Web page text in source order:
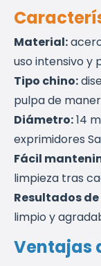
Material:
uso intensivo y
Tipo chino:
pulpa de
Diámetro:14
exprimidores
Fácil
limpieza tras
Resultados
limpio y
Ventajas